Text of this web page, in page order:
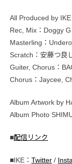
All Produced by IKE
Rec, Mix：Doggy
Masterling：
Scratch：安藤つ良
Guiter, Chorus：
Chorus：Jaycee,
Album Artwork by
Album Photo
■配信リンク
■IKE： Twitter /